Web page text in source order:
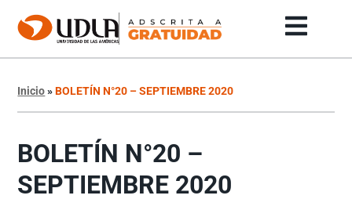
Inicio»BOLETÍN N°20 – SEPTIEMBRE 2020
BOLETÍN N°20 –
SEPTIEMBRE 2020